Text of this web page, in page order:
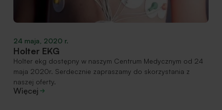
24 maja, 2020 r.
Holter EKG
Holter ekg dostępny w naszym Centrum Medycznym od 24
maja 2020r. Serdecznie zapraszamy do skorzystania z
naszej oferty.
Więcej